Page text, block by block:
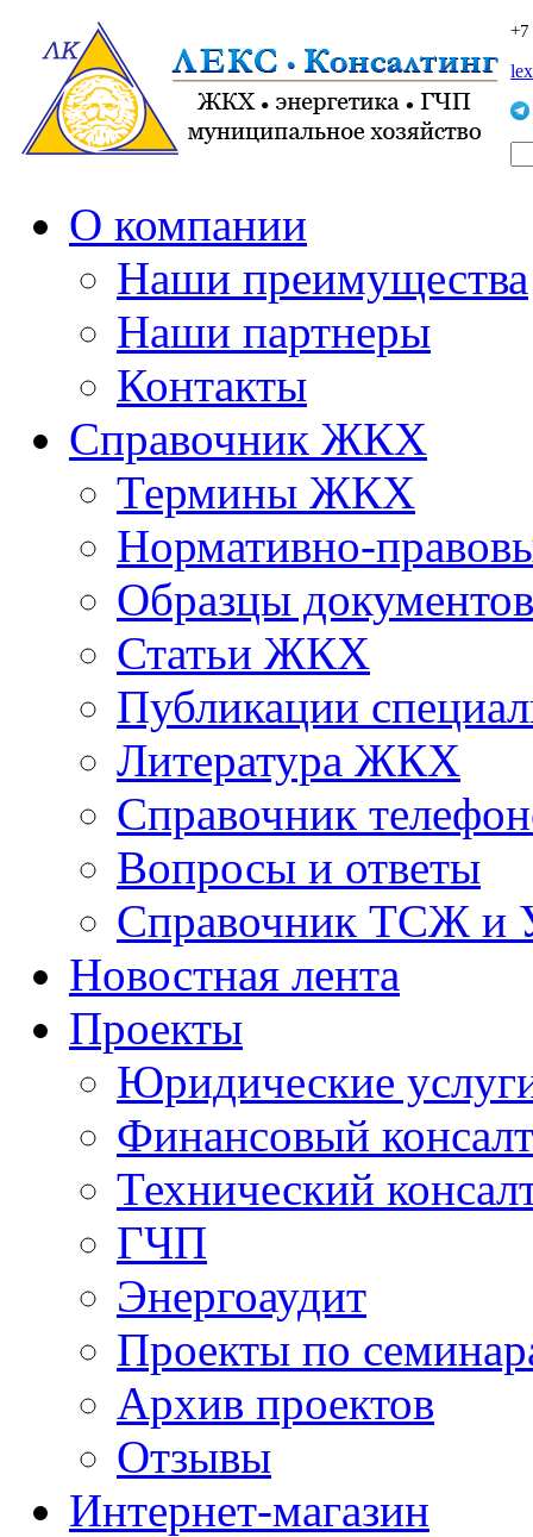
О компании
Наши преимущества
Наши партнеры
Контакты
Справочник ЖКХ
Термины ЖКХ
Нормативно-
Образцы документов
Статьи ЖКХ
Публикации
Литература ЖКХ
Справочник
Вопросы и ответы
Справочник ТСЖ и
Новостная лента
Проекты
Юридические
Финансовый
Технический
ГЧП
Энергоаудит
Проекты по
Архив проектов
Отзывы
Интернет-магазин